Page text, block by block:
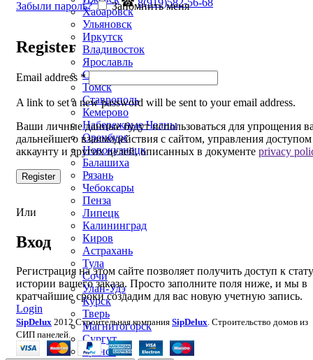
Хабаровск
Ульяновск
Иркутск
Владивосток
Ярославль
Севастополь
Томск
Ставрополь
Кемерово
Набережные Челны
Оренбург
Новокузнецк
Балашиха
Рязань
Чебоксары
Пенза
Липецк
Калининград
Киров
Астрахань
Тула
Сочи
Улан-Удэ
Курск
Тверь
Магнитогорск
Сургут
Брянск
☎8(919)582-56-68
Забыли пароль? Запомнить меня
Register
Email address *
A link to set a new password will be sent to your email address.
Ваши личные данные будут использоваться для упрощения
дальнейшего взаимодействия с сайтом, управления
аккаунту и других целей, описанных в документе privacy
Register
Или
Вход
Регистрация на этом сайте позволяет получить доступ к
истории вашего заказа. Просто заполните поля ниже, и мы в
кратчайшие сроки создадим для вас новую учетную запись.
Login
SipDelux 2012 Строительная компания SipDelux. Строительство домов из
СИП панелей.